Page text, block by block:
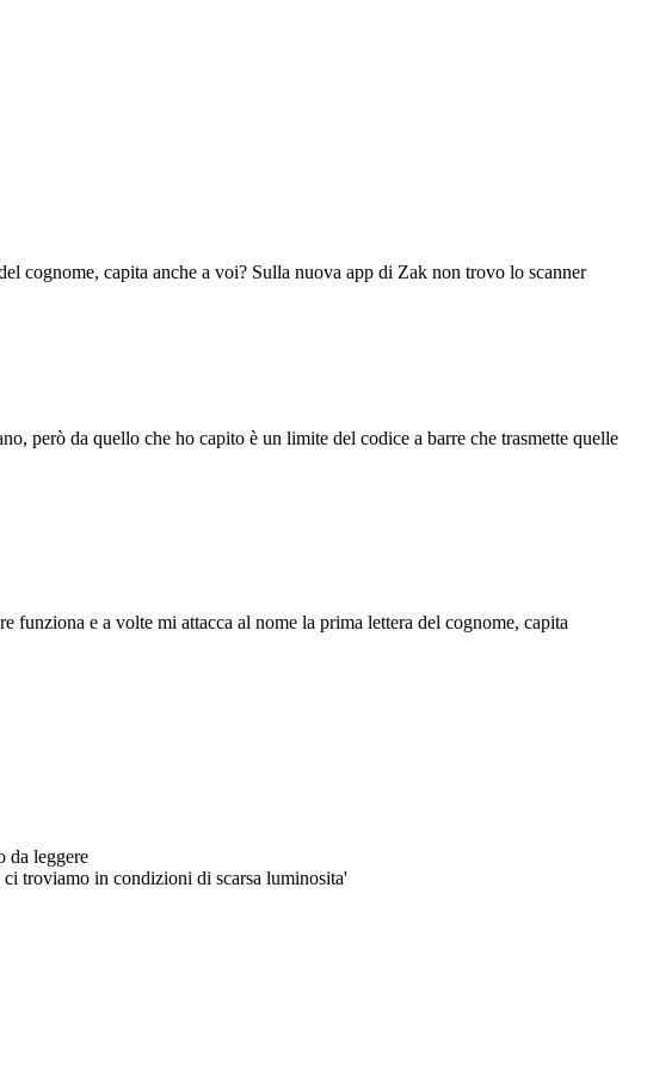
cognome, capita anche a voi? Sulla nuova app di Zak non trovo lo scanner
però da quello che ho capito è un limite del codice a barre che trasmette quelle
e a volte mi attacca al nome la prima lettera del cognome, capita
da leggere
troviamo in condizioni di scarsa luminosita'